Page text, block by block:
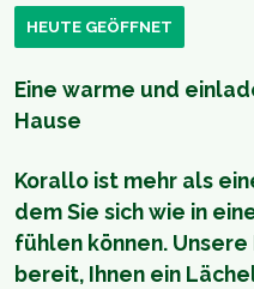
HEUTE GEÖFFNET
Eine warme und
Hause
Korallo ist mehr als
dem Sie sich wie in
fühlen können.
bereit, Ihnen ein